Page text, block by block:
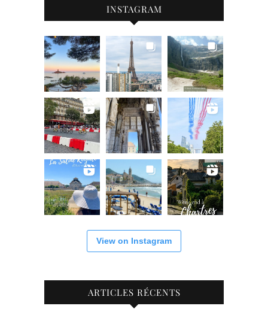
INSTAGRAM
View on Instagram
ARTICLES RÉCENTS